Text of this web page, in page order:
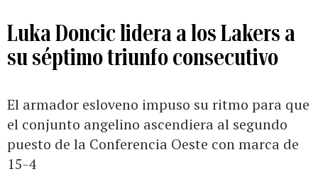
Luka Doncic lidera a los Lakers a
su séptimo triunfo consecutivo
El armador esloveno impuso su ritmo para que
el conjunto angelino ascendiera al segundo
puesto de la Conferencia Oeste con marca de
15-4